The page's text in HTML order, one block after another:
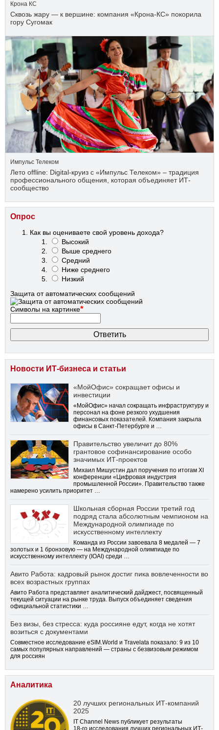
Крона КС
Сквозь жару — к вершине: компания «Крона‑КС» покорила
гору Сугомак
Импульс Телеком
Лето offline: Digital-круиз с «Импульс Телеком» – традиция
профессионального общения, которая объединяет ИТ-
сообщество
Опрос
Как вы оцениваете свой уровень дохода?
Высокий
Выше среднего
Средний
Ниже среднего
Низкий
Защита от автоматических сообщений
Символы на картинке*
Новости ИТ-бизнеса и статьи
«МойОфис» сокращает офисы и
инвестиции
«МойОфис» начал сокращать инфраструктуру и
персонал на фоне резкого ухудшения
финансовых показателей. Компания закрыла
офисы в Санкт-Петербурге и …
Правительство увеличит до 80%
грантовое софинансирование особо
значимых ИТ-проектов
Михаил Мишустин дал поручения по итогам XI
конференции «Цифровая индустрия
промышленной России». Правительство также
намерено усилить приоритет …
Школьная сборная России третий год
подряд стала абсолютным чемпионом на
Международной олимпиаде по
искусственному интеллекту
Команда из России завоевала 8 медалей — 7
золотых и 1 бронзовую — на Международной олимпиаде по
искусственному интеллекту (IOAI) среди …
Авито Работа: кадровый рынок достиг пика вовлеченности во
всех возрастных группах
Авито Работа представляет аналитический дайджест, посвященный
текущей ситуации на рынке труда. Выпуск объединяет сведения
официальной статистики …
Без визы, без стресса: куда россияне едут, когда не хотят
возиться с документами
Совместное исследование eSIM.World и Travelata показало: 9 из 10
самых популярных направлений — страны с безвизовым режимом
для россиян
Аналитика
20 лучших региональных ИТ-компаний
2025
IT Channel News публикует результаты